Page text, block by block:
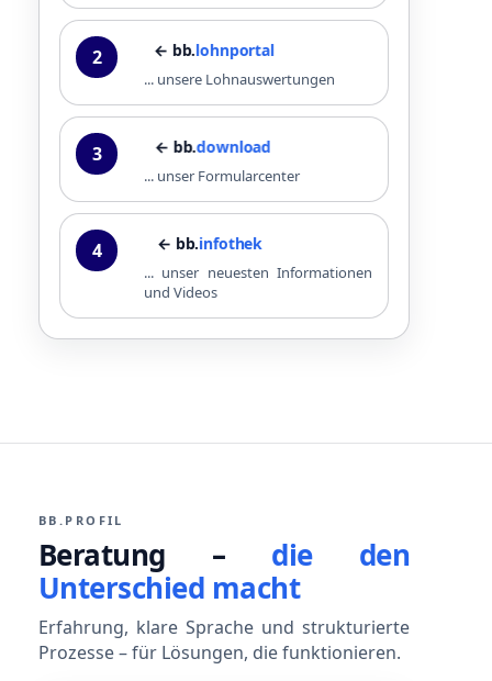
2 ← bb.lohnportal
... unsere Lohnauswertungen
3 ← bb.download
... unser Formularcenter
4 ← bb.infothek
... unser neuesten Informationen
und Videos
BB.PROFIL
Beratung – die den
Unterschied macht
Erfahrung, klare Sprache und strukturierte
Prozesse – für Lösungen, die funktionieren.